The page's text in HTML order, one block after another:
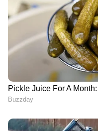
ഖനനത്തിന്
അനുവദിച്ചതുമായി
RECOMMENDED